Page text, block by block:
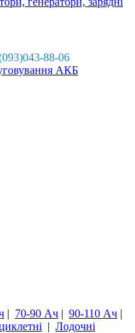
88-06
АКБ
| 70-90 Ач | 90-110 Ач |
| Лодочні